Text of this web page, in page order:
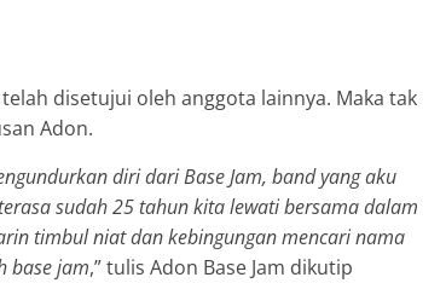
disetujui oleh anggota lainnya. Maka tak
Adon.
diri dari Base Jam, band yang aku
sudah 25 tahun kita lewati bersama dalam
timbul niat dan kebingungan mencari nama
base jam,” tulis Adon Base Jam dikutip